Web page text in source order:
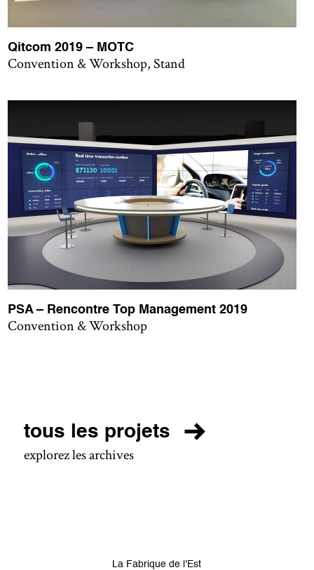
Qitcom 2019 – MOTC
Convention & Workshop, Stand
PSA – Rencontre Top Management 2019
Convention & Workshop
tous les projets
explorez les archives
La Fabrique de l'Est